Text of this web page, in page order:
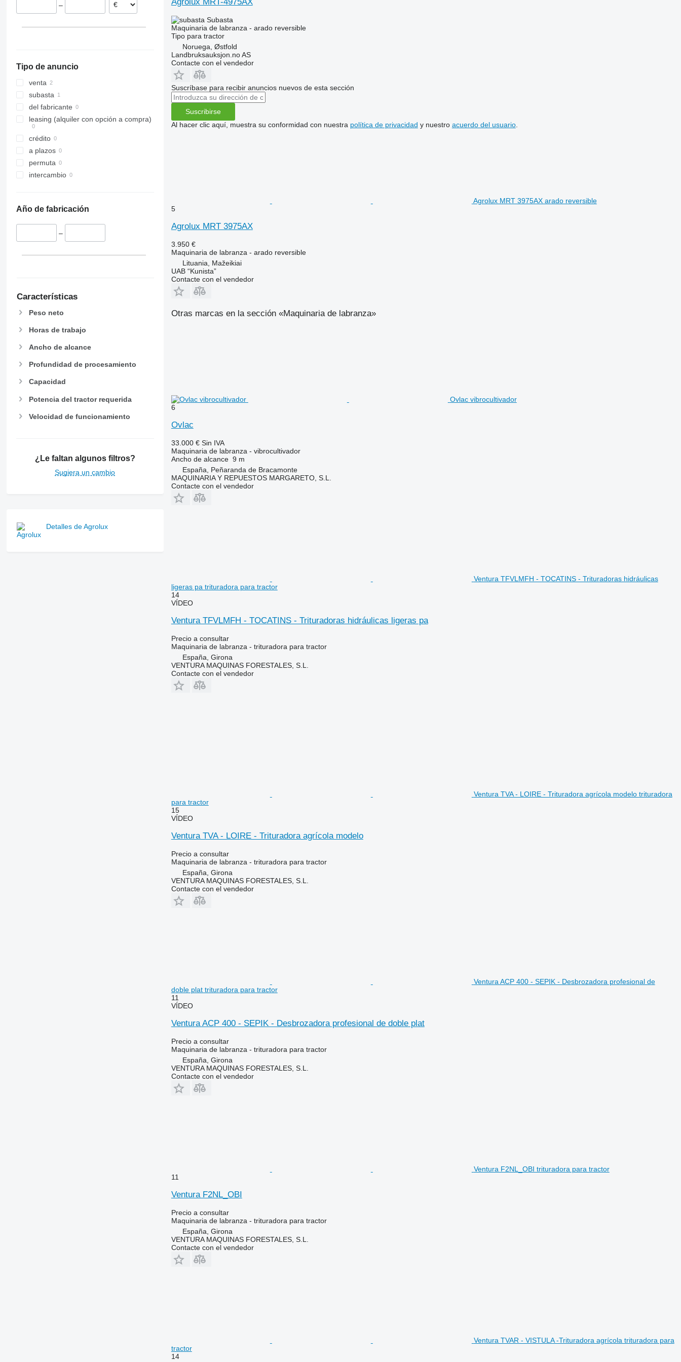
VariDiamant
Zirkon
–
Tipo de anuncio
venta
subasta
del fabricante
leasing (alquiler con opción a compra)
crédito
a plazos
permuta
intercambio
Año de fabricación
–
Características
Peso neto
Horas de trabajo
Ancho de alcance
Profundidad de procesamiento
Capacidad
Potencia del tractor requerida
Velocidad de funcionamiento
¿Le faltan algunos filtros?
Sugiera un cambio
Detalles de Agrolux
Subasta
Maquinaria de labranza - arado reversible
Tipo para tractor
Noruega, Østfold
Landbruksauksjon.no AS
Contacte con el vendedor
Suscríbase para recibir anuncios nuevos de esta sección
Suscribirse
Al hacer clic aquí, muestra su conformidad con nuestra política de privacidad y nuestro acuerdo del usuario.
Agrolux MRT 3975AX arado reversible
5
Agrolux MRT 3975AX
3.950 €
Maquinaria de labranza - arado reversible
Lituania, Mažeikiai
UAB “Kunista”
Contacte con el vendedor
Otras marcas en la sección «Maquinaria de labranza»
Ovlac vibrocultivador
6
Ovlac
33.000 € Sin IVA
Maquinaria de labranza - vibrocultivador
Ancho de alcance 9 m
España, Peñaranda de Bracamonte
MAQUINARIA Y REPUESTOS MARGARETO, S.L.
Contacte con el vendedor
Ventura TFVLMFH - TOCATINS - Trituradoras hidráulicas
ligeras pa trituradora para tractor
14
VÍDEO
Ventura TFVLMFH - TOCATINS - Trituradoras hidráulicas ligeras pa
Precio a consultar
Maquinaria de labranza - trituradora para tractor
España, Girona
VENTURA MAQUINAS FORESTALES, S.L.
Contacte con el vendedor
Ventura TVA - LOIRE - Trituradora agrícola modelo trituradora
para tractor
15
VÍDEO
Ventura TVA - LOIRE - Trituradora agrícola modelo
Precio a consultar
Maquinaria de labranza - trituradora para tractor
España, Girona
VENTURA MAQUINAS FORESTALES, S.L.
Contacte con el vendedor
Ventura ACP 400 - SEPIK - Desbrozadora profesional de
doble plat trituradora para tractor
11
VÍDEO
Ventura ACP 400 - SEPIK - Desbrozadora profesional de doble plat
Precio a consultar
Maquinaria de labranza - trituradora para tractor
España, Girona
VENTURA MAQUINAS FORESTALES, S.L.
Contacte con el vendedor
Ventura F2NL_OBI trituradora para tractor
11
Ventura F2NL_OBI
Precio a consultar
Maquinaria de labranza - trituradora para tractor
España, Girona
VENTURA MAQUINAS FORESTALES, S.L.
Contacte con el vendedor
Ventura TVAR - VISTULA -Trituradora agrícola trituradora para
tractor
14